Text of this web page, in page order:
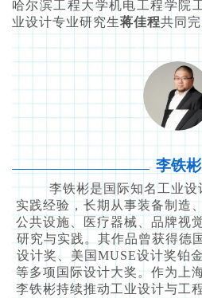
哈尔滨工程大学机电工程学院
业设计专业研究生蒋佳程共同完
李铁彬
李铁彬是国际知名工业
实践经验，长期从事装备制造
公共设施、医疗器械、品牌视
研究与实践。其作品曾获得德
设计奖、美国MUSE设计奖铂
等多项国际设计大奖。作为上
李铁彬持续推动工业设计与工